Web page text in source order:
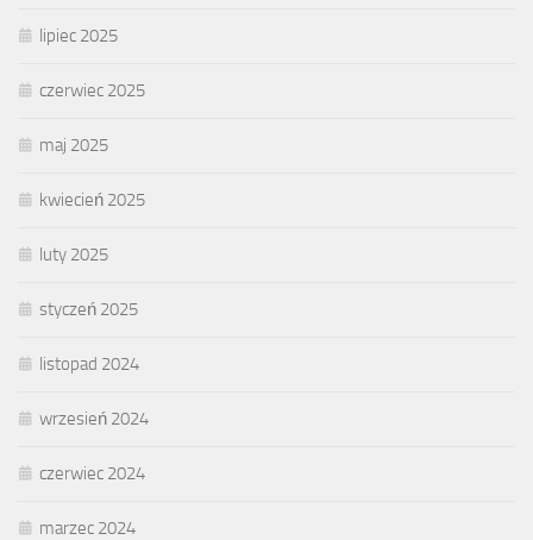
lipiec 2025
czerwiec 2025
maj 2025
kwiecień 2025
luty 2025
styczeń 2025
listopad 2024
wrzesień 2024
czerwiec 2024
marzec 2024